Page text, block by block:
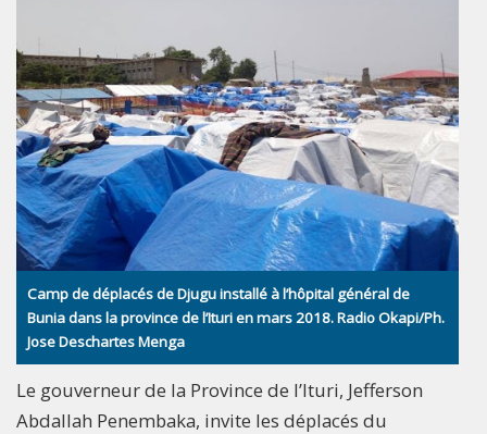
Camp de déplacés de Djugu installé à l’hôpital général de
Bunia dans la province de l’Ituri en mars 2018. Radio Okapi/Ph.
Jose Deschartes Menga
Le gouverneur de la Province de l’Ituri, Jefferson
Abdallah Penembaka, invite les déplacés du